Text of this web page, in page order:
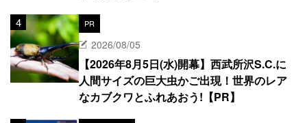
PR
2026/08/05
【2026年8月5日(水)開幕】西武所沢S.C.に
人間サイズの巨大虫かご出現！世界のレア
なカブクワとふれあおう!【PR】